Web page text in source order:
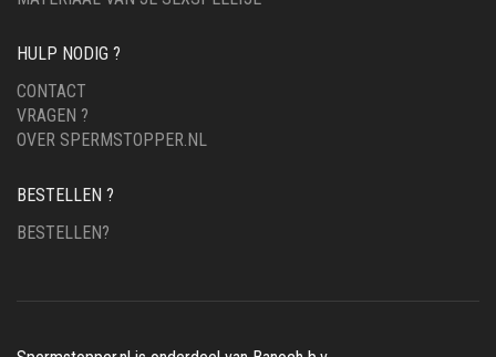
HULP NODIG ?
CONTACT
VRAGEN ?
OVER SPERMSTOPPER.NL
BESTELLEN ?
BESTELLEN?